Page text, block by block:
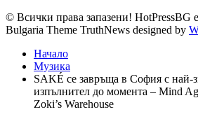
© Всички права запазени! HotPressBG
Bulgaria Theme TruthNews designed by
Начало
Музика
SAKÉ се завръща в София с най-
изпълнител до момента – Mind
Zoki’s Warehouse